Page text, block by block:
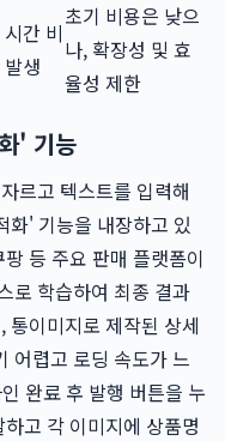
간 비
생
초기 비용은 낮으
나, 확장성 및 효
율성 제한
' 기능
르고 텍스트를 입력해
화' 기능을 내장하고 있
등 주요 판매 플랫폼이
로 학습하여 최종 결과
통이미지로 제작된 상세
어렵고 로딩 속도가 느
완료 후 발행 버튼을 누
고 각 이미지에 상품명